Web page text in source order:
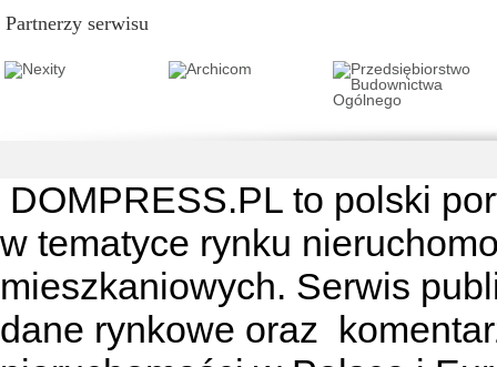
Partnerzy serwisu
DOMPRESS.PL to polski
w tematyce rynku
mieszkaniowych. Serwis
dane rynkowe oraz